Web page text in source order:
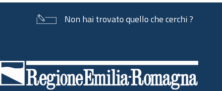
Non hai trovato quello che cerchi ?
di
pagina